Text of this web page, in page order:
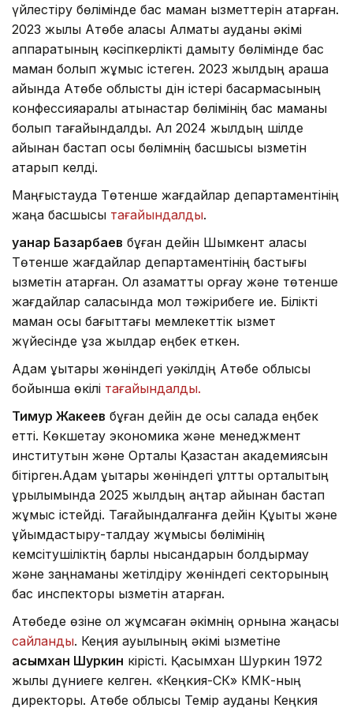
үйлестіру бөлімінде бас маман қызметтерін атқарған.
2023 жылы Ақтөбе қаласы Алматы ауданы әкімі
аппаратының кәсіпкерлікті дамыту бөлімінде бас
маман болып жұмыс істеген. 2023 жылдың қараша
айында Ақтөбе облыстық дін істері басқармасының
конфессияаралық қатынастар бөлімінің бас маманы
болып тағайындалды. Ал 2024 жылдың шілде
айынан бастап осы бөлімнің басшысы қызметін
атқарып келді.
Маңғыстауда Төтенше жағдайлар департаментінің
жаңа басшысы тағайындалды.
Қуанар Базарбаев бұған дейін Шымкент қаласы
Төтенше жағдайлар департаментінің бастығы
қызметін атқарған. Ол азаматтық қорғау және төтенше
жағдайлар саласында мол тәжірибеге ие. Білікті
маман осы бағыттағы мемлекеттік қызмет
жүйесінде ұзақ жылдар еңбек еткен.
Адам құқықтары жөніндегі уәкілдің Ақтөбе облысы
бойынша өкілі тағайындалды.
Тимур Жакеев бұған дейін де осы салада еңбек
етті. Көкшетау экономика және менеджмент
институтын және Орталық Қазақстан академиясын
бітірген.Адам құқықтары жөніндегі ұлттық орталықтың
құрылымында 2025 жылдың қаңтар айынан бастап
жұмыс істейді. Тағайындалғанға дейін Құқықтық және
ұйымдастыру-талдау жұмысы бөлімінің
кемсітушіліктің барлық нысандарын болдырмау
және заңнаманы жетілдіру жөніндегі секторының
бас инспекторы қызметін атқарған.
Ақтөбеде өзіне қол жұмсаған әкімнің орнына жаңасы
сайланды. Кеңқияқ ауылының әкімі қызметіне
Қасымхан Шуркин кірісті. Қасымхан Шуркин 1972
жылы дүниеге келген. «Кеңкияқ-СК» КМК-ның
директоры. Ақтөбе облысы Темір ауданы Кеңкияқ